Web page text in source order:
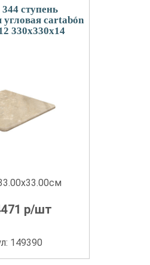
ступень
cartabón
330x330x14
р/шт
149390